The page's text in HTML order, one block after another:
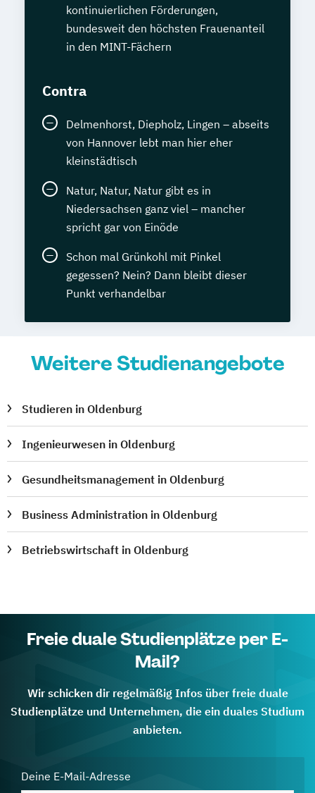
kontinuierlichen Förderungen,
bundesweit den höchsten Frauenanteil
in den MINT-Fächern
Contra
Delmenhorst, Diepholz, Lingen – abseits
von Hannover lebt man hier eher
kleinstädtisch
Natur, Natur, Natur gibt es in
Niedersachsen ganz viel – mancher
spricht gar von Einöde
Schon mal Grünkohl mit Pinkel
gegessen? Nein? Dann bleibt dieser
Punkt verhandelbar
Weitere Studienangebote
Studieren in Oldenburg
Ingenieurwesen in Oldenburg
Gesundheitsmanagement in Oldenburg
Business Administration in Oldenburg
Betriebswirtschaft in Oldenburg
Freie duale Studienplätze per E-
Mail?
Wir schicken dir regelmäßig Infos über freie duale
Studienplätze und Unternehmen, die ein duales Studium
anbieten.
Deine E-Mail-Adresse